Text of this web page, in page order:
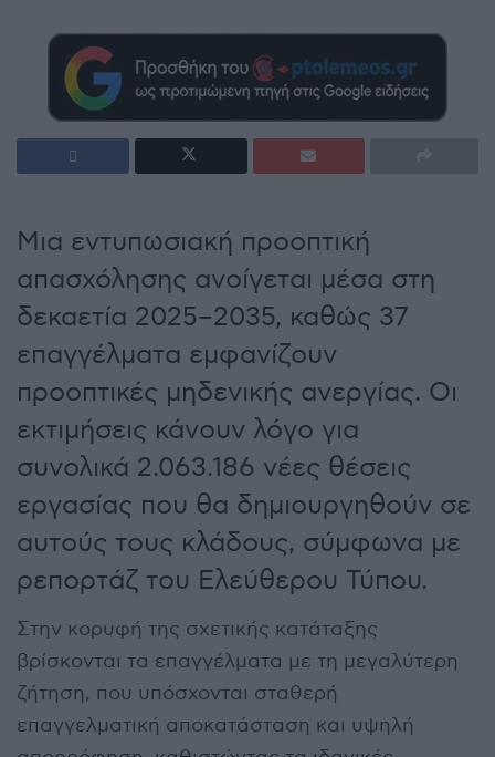
Μια εντυπωσιακή προοπτική
απασχόλησης ανοίγεται μέσα στη
δεκαετία 2025–2035, καθώς 37
επαγγέλματα εμφανίζουν
προοπτικές μηδενικής ανεργίας. Οι
εκτιμήσεις κάνουν λόγο για
συνολικά 2.063.186 νέες θέσεις
εργασίας που θα δημιουργηθούν σε
αυτούς τους κλάδους, σύμφωνα με
ρεπορτάζ του Ελεύθερου Τύπου.
Στην κορυφή της σχετικής κατάταξης
βρίσκονται τα επαγγέλματα με τη μεγαλύτερη
ζήτηση, που υπόσχονται σταθερή
επαγγελματική αποκατάσταση και υψηλή